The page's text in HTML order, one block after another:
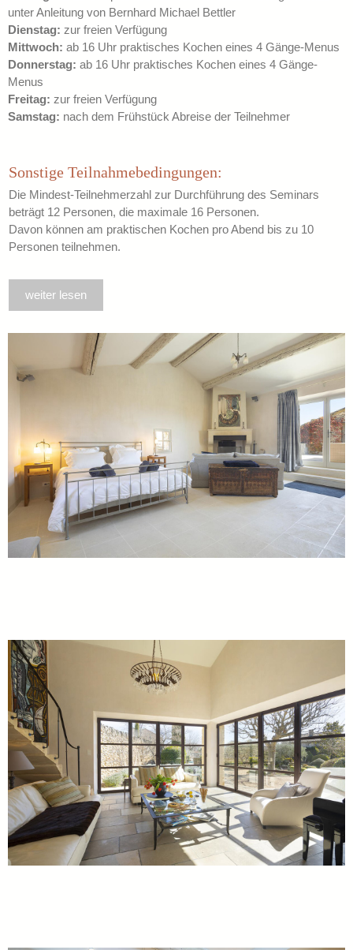
unter Anleitung von Bernhard Michael Bettler
Dienstag: zur freien Verfügung
Mittwoch: ab 16 Uhr praktisches Kochen eines 4 Gänge-Menus
Donnerstag: ab 16 Uhr praktisches Kochen eines 4 Gänge-
Menus
Freitag: zur freien Verfügung
Samstag: nach dem Frühstück Abreise der Teilnehmer
Sonstige Teilnahmebedingungen:
Die Mindest-Teilnehmerzahl zur Durchführung des Seminars
beträgt 12 Personen, die maximale 16 Personen.
Davon können am praktischen Kochen pro Abend bis zu 10
Personen teilnehmen.
weiter lesen